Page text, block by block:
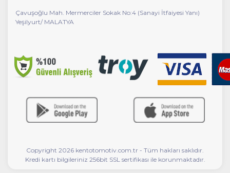
Çavuşoğlu Mah. Mermerciler Sokak No:4 (Sanayi İtfaiyesi Yanı)
Yeşilyurt/ MALATYA
Copyright 2026 kentotomotiv.com.tr - Tüm hakları saklıdır.
Kredi kartı bilgileriniz 256bit SSL sertifikası ile korunmaktadır.